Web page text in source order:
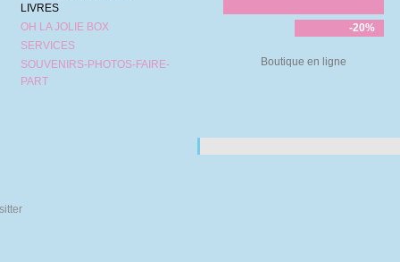
-20%
Boutique en ligne
Pages
LIVRES
OH LA JOLIE BOX
SERVICES
SOUVENIRS-PHOTOS-FAIRE-
PART